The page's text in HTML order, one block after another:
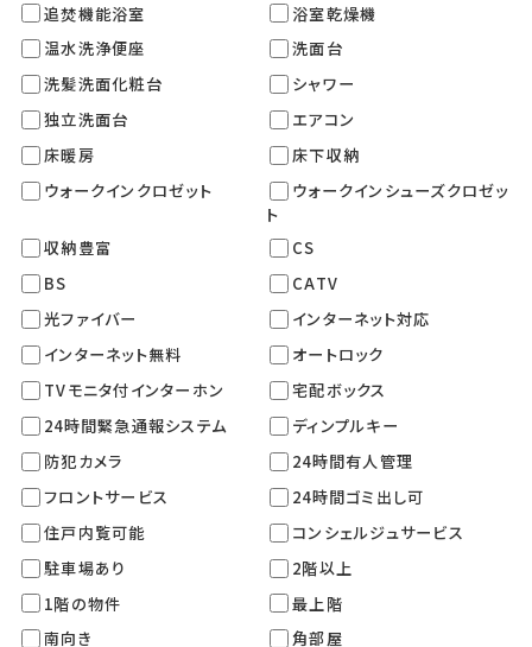
追焚機能浴室
浴室乾燥機
温水洗浄便座
洗面台
洗髪洗面化粧台
シャワー
独立洗面台
エアコン
床暖房
床下収納
ウォークインクロゼット
ウォークインシューズクロゼッ
ト
収納豊富
CS
BS
CATV
光ファイバー
インターネット対応
インターネット無料
オートロック
TVモニタ付インターホン
宅配ボックス
24時間緊急通報システム
ディンプルキー
防犯カメラ
24時間有人管理
フロントサービス
24時間ゴミ出し可
住戸内覧可能
コンシェルジュサービス
駐車場あり
2階以上
1階の物件
最上階
南向き
角部屋